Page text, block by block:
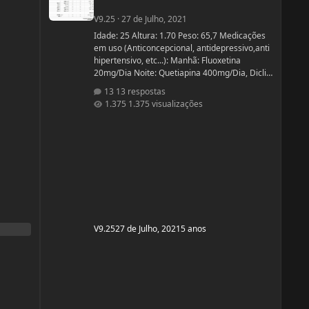
V9.25 ·27 de Julho, 2021
Idade: 25 Altura: 1.70 Peso: 65,7 Medicações
em uso (Anticoncepcional, antidepressivo,anti
hipertensivo, etc...): Manhã: Fluoxetina
20mg/Dia Noite: Quetiapina 400mg/Dia, Diclin
Cabergolina 0,5mg Problemas de Saúde e
história de cirurgias: Frequentemente tenho
13 respostas
1.375 visualizações
V9.2527 de Julho, 20215 anos